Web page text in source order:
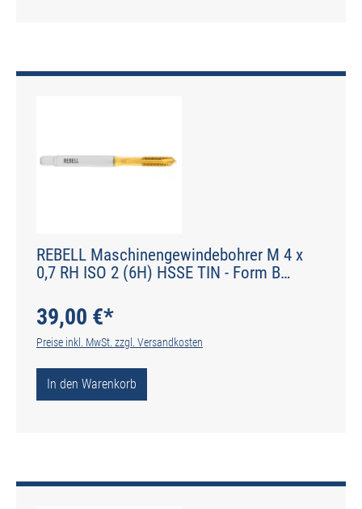
REBELL Maschinengewindebohrer M 4 x
0,7 RH ISO 2 (6H) HSSE TIN - Form B
39,00 €*
Preise inkl. MwSt. zzgl. Versandkosten
In den Warenkorb